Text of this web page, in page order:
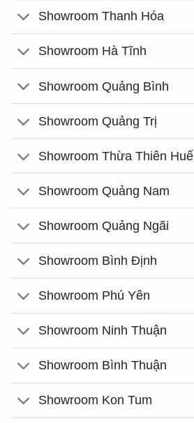
Showroom Thanh Hóa
Showroom Hà Tĩnh
Showroom Quảng Bình
Showroom Quảng Trị
Showroom Thừa Thiên Huế
Showroom Quảng Nam
Showroom Quảng Ngãi
Showroom Bình Định
Showroom Phú Yên
Showroom Ninh Thuận
Showroom Bình Thuận
Showroom Kon Tum